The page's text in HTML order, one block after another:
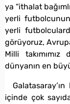
ya “ithalat
yerli
yerli
görüyoruz,
Milli
dünyanın en
içinde çok